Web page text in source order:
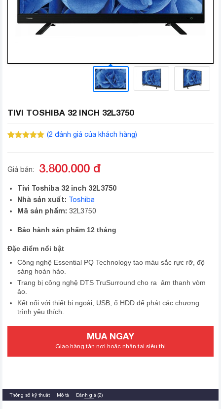
TIVI TOSHIBA 32 INCH 32L3750
(2 đánh giá của khách hàng)
Giá bán: 3.800.000 đ
Tivi Toshiba 32 inch 32L3750
Nhà sản xuất: Toshiba
Mã sản phẩm: 32L3750
Bảo hành sản phẩm 12 tháng
Đặc điểm nổi bật
Công nghệ Essential PQ Technology tao màu sắc rực rỡ, độ
sáng hoàn hảo.
Trang bị công nghệ DTS TruSurround cho ra âm thanh vòm
ảo.
Kết nối với thiết bị ngoài, USB, ổ HDD để phát các chương
trình yêu thích.
MUA NGAY
Giao hàng tận nơi hoặc nhận tại siêu thị
Thông số kỹ thuật Mô tả Đánh giá (2)